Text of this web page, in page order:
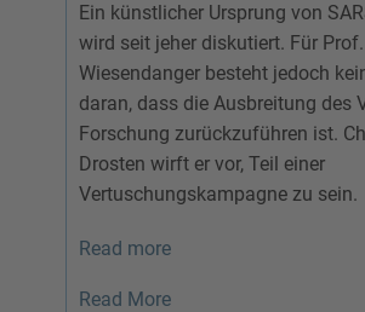
Ein künstlicher Ursprung von
wird seit jeher diskutiert. Für
Wiesendanger besteht jedoch
daran, dass die Ausbreitung des
Forschung zurückzuführen ist.
Drosten wirft er vor, Teil einer
Vertuschungskampagne zu sein.
Read more
Read More